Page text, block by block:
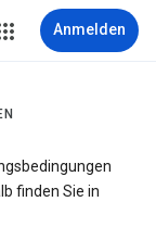
Anmelden
finden Sie in